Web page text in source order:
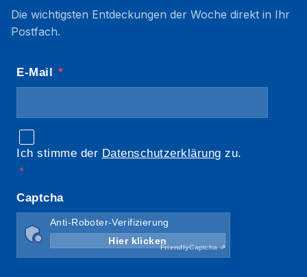
Die wichtigsten Entdeckungen der Woche direkt in Ihr
Postfach.